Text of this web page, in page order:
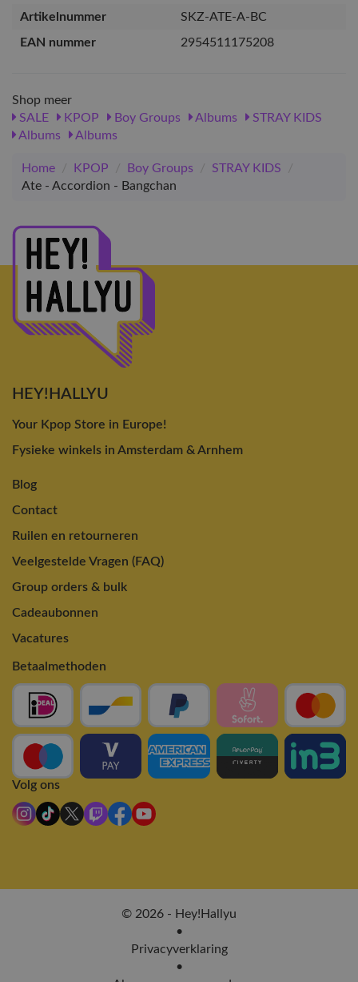
Artikelnummer
SKZ-ATE-A-BC
EAN nummer
2954511175208
Shop meer
SALE
KPOP Boy Groups Albums
STRAY KIDS
Albums
Albums
Home / KPOP / Boy Groups / STRAY KIDS
/
Ate - Accordion - Bangchan
HEY!HALLYU
Your Kpop Store in Europe!
Fysieke winkels in Amsterdam & Arnhem
Blog
Contact
Ruilen en retourneren
Veelgestelde Vragen (FAQ)
Group orders & bulk
Cadeaubonnen
Vacatures
Betaalmethoden
Volg ons
© 2026 - Hey!Hallyu
•
Privacyverklaring
•